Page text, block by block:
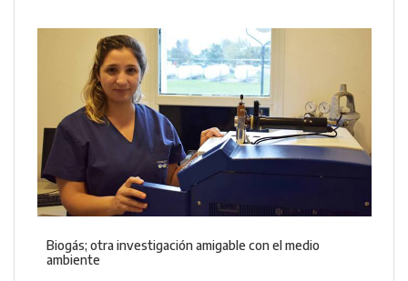
Biogás; otra investigación amigable con el medio
ambiente